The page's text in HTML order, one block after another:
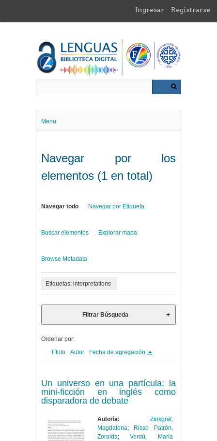
contenido
Ingresar Registrarse
Menu
Navegar por los
elementos (1 en total)
Navegar todo Navegar por Etiqueta
Buscar elementos Explorar mapa
Browse Metadata
Etiquetas: interpretations
Filtrar Búsqueda
Ordenar por:
Título
Autor Fecha de agregación
Un universo en una partícula: la
mini-ficción en inglés como
disparadora de debate
Autoría:
Zinkgräf,
Magdalena;
Risso Patrón,
Zoraida;Verdú, María